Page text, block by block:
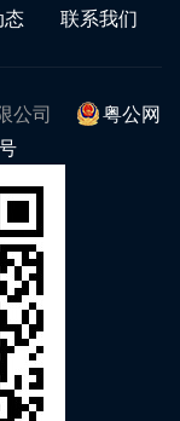
态 联系我们
公司
粤公网